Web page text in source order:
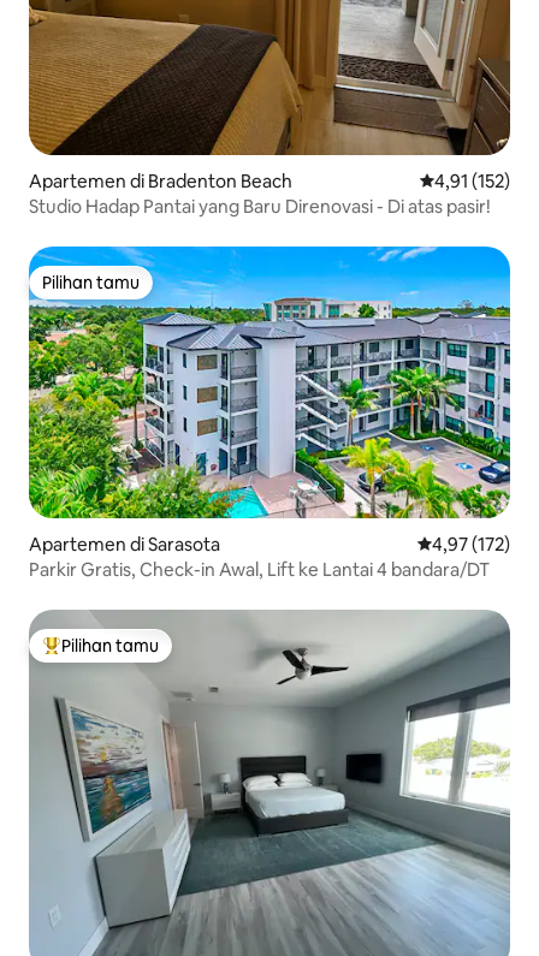
Apartemen di Bradenton Beach Nilai rata-rata
4,91 (152)
Studio Hadap Pantai yang Baru Direnovasi - Di atas pasir!
Pilihan tamu
Pilihan tamu
Apartemen di Sarasota Nilai rata-rata
4,97 (172)
Parkir Gratis, Check-in Awal, Lift ke Lantai 4 bandara/DT
Pilihan tamu terpopuler
Pilihan tamu